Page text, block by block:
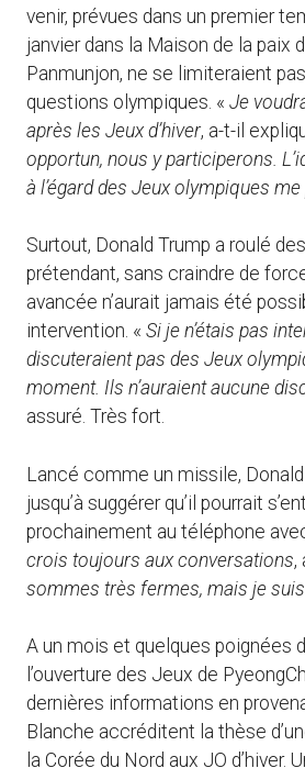
venir, prévues dans un premier
janvier dans la Maison de la paix
Panmunjon, ne se limiteraient
questions olympiques. « Je
après les Jeux d’hiver, a-t-il
opportun, nous y participerons.
à l’égard des Jeux olympiques me
Surtout, Donald Trump a roulé
prétendant, sans craindre de
avancée n’aurait jamais été
intervention. « Si je n’étais pas
discuteraient pas des Jeux
moment. Ils n’auraient aucune
assuré. Très fort.
Lancé comme un missile,
jusqu’à suggérer qu’il pourrait
prochainement au téléphone
crois toujours aux conversations,
sommes très fermes, mais je suis
A un mois et quelques poignées
l’ouverture des Jeux de
dernières informations en
Blanche accréditent la thèse
la Corée du Nord aux JO d’hiver.